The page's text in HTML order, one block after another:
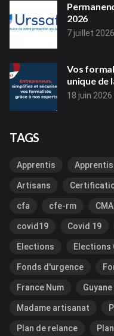
2026
7 juillet 2026
Vos
unique de
18 juin 2026
TAGS
Apprentis
Artisans
cfa cfe-rm
covid19 Covid 19
Elections Elections
Fonds d'urgence
France Num Guyane
Madame artisanat
Plan de relance